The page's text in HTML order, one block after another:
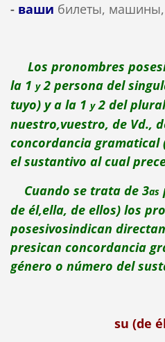
- ваши билеты, машины,
Los pronombres
la 1 y2 persona del
tuyo) y a la 1 y2 del
nuestro,vuestro, de Vd.,
concordancia gramatical
el sustantivo al cual
Cuando se trata de 3as
de él,ella, de ellos) los
posesivosindican
presican concordancia
género o número del
su (de